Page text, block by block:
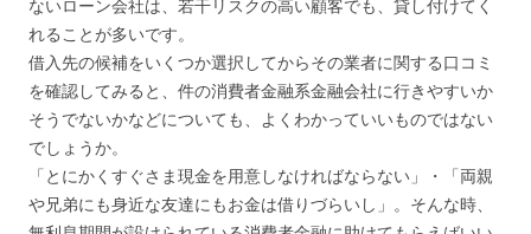
ないローン会社は、若干リスクの高い顧客でも、貸し付けてく
れることが多いです。
借入先の候補をいくつか選択してからその業者に関する口コミ
を確認してみると、件の消費者金融系金融会社に行きやすいか
そうでないかなどについても、よくわかっていいものではない
でしょうか。
「とにかくすぐさま現金を用意しなければならない」・「両親
や兄弟にも身近な友達にもお金は借りづらいし」。そんな時、